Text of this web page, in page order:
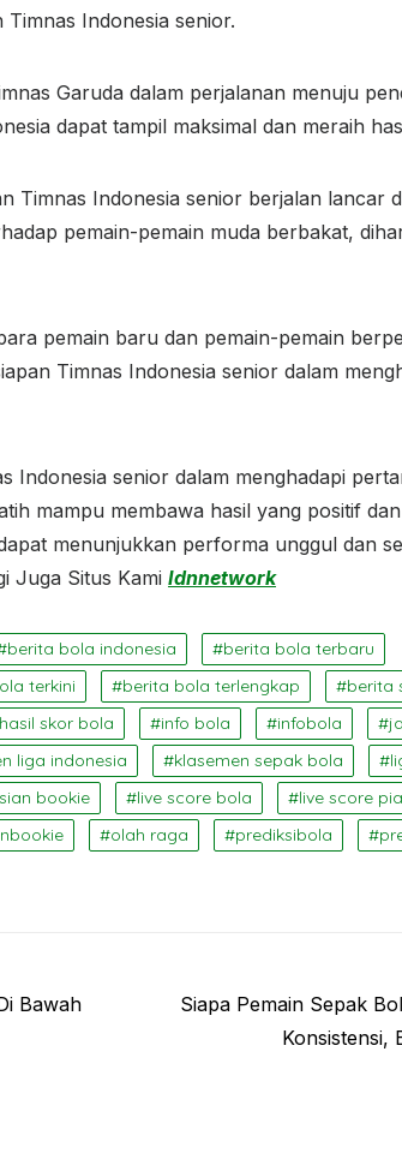
Indonesia senior.
Garuda dalam perjalanan menuju
dapat tampil maksimal dan meraih
Timnas Indonesia senior berjalan lancar
pemain-pemain muda berbakat,
pemain baru dan pemain-pemain
Timnas Indonesia senior dalam
senior dalam menghadapi
mampu membawa hasil yang positif
menunjukkan performa unggul dan
Juga Situs Kami Idnnetwork
berita bola indonesia
berita bola terbaru
terkini berita bola terlengkap
berita
hasil skor bola info bola infobola
liga indonesia klasemen sepak bola
bookie live score bola
live score
olah raga prediksibola
Bawah
Siapa Pemain Sepak
Konsistensi,